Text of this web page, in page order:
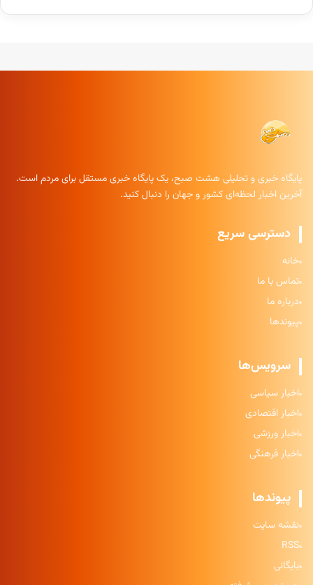
پایگاه خبری و تحلیلی هشت صبح، یک پایگاه خبری مستقل برای مردم است.
آخرین اخبار لحظه‌ای کشور و جهان را دنبال کنید.
دسترسی سریع
خانه
تماس با ما
درباره ما
پیوندها
سرویس‌ها
اخبار سیاسی
اخبار اقتصادی
اخبار ورزشی
اخبار فرهنگی
پیوندها
نقشه سایت
RSS
بایگانی